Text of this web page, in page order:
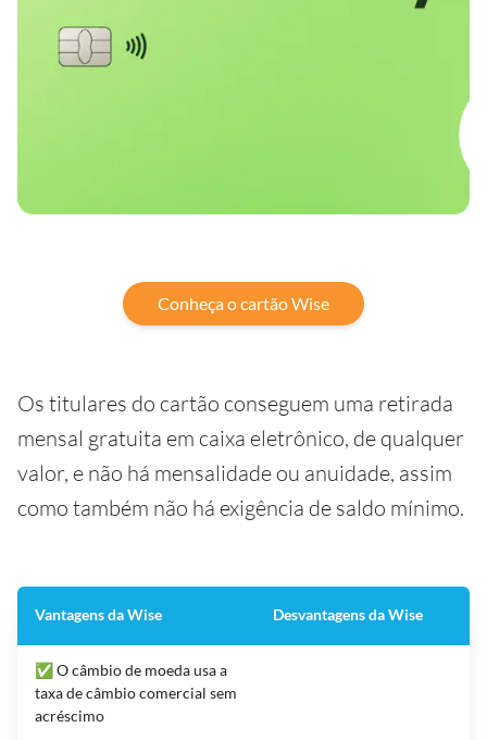
Conheça o cartão Wise
Os titulares do cartão conseguem uma retirada
mensal gratuita em caixa eletrônico, de qualquer
valor, e não há mensalidade ou anuidade, assim
como também não há exigência de saldo mínimo.
Vantagens da Wise Desvantagens da Wise
✅ O câmbio de moeda usa a
taxa de câmbio comercial sem
acréscimo